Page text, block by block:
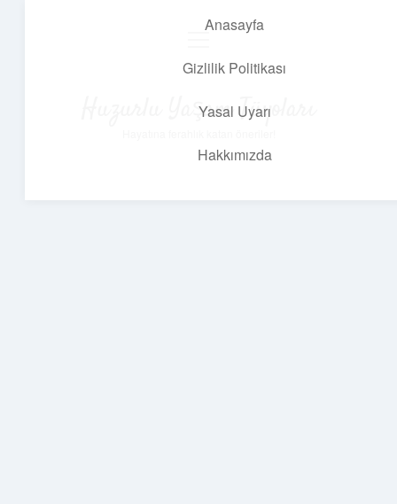
Anasayfa
Gizlilik Politikası
Yasal Uyarı
Hakkımızda
Huzurlu Yaşam Tüyoları